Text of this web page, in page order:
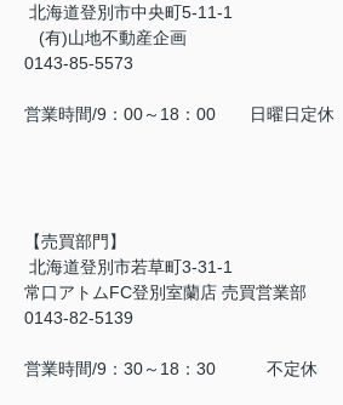
北海道登別市中央町5-11-1
(有)山地不動産企画
0143-85-5573
営業時間/9：00～18：00 日曜日定休
【売買部門】
北海道登別市若草町3-31-1
常口アトムFC登別室蘭店 売買営業部
0143-82-5139
営業時間/9：30～18：30 不定休